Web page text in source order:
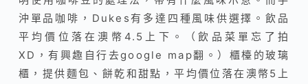
沖單品咖啡，Dukes有多達四種風味供選擇。飲品
平均價位落在澳幣4.5上下。（飲品菜單忘了拍
XD，有興趣自行去google map翻。）櫃檯的玻璃
櫃，提供麵包、餅乾和甜點，平均價位落在澳幣5上